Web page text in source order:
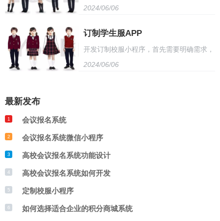
成员之间的互补性，以实现高效的协同工
作。同时，定期进行团队培训和交流，以保
行：首先，确定平台功能和设计，包括用户
注册、产品展示、在线订购、支付等功能；
其次，选择合适的开发技术，如前端框架、
保持沟通，了解他们的需求和反馈，不断改
进和优化平台。
2024/06/06
订制学生服APP
开发订制校服小程序，首先需要明确需求，
包括款式、颜色、尺码等。然后，设计小程
2024/06/06
最新发布
1 会议报名系统
2 会议报名系统微信小程序
3 高校会议报名系统功能设计
4 高校会议报名系统如何开发
5 定制校服小程序
6 如何选择适合企业的积分商城系统